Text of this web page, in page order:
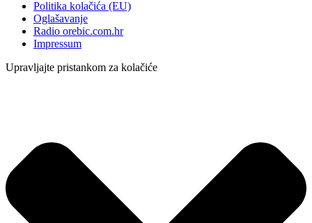
Politika kolačića (EU)
Oglašavanje
Radio orebic.com.hr
Impressum
Upravljajte pristankom za kolačiće